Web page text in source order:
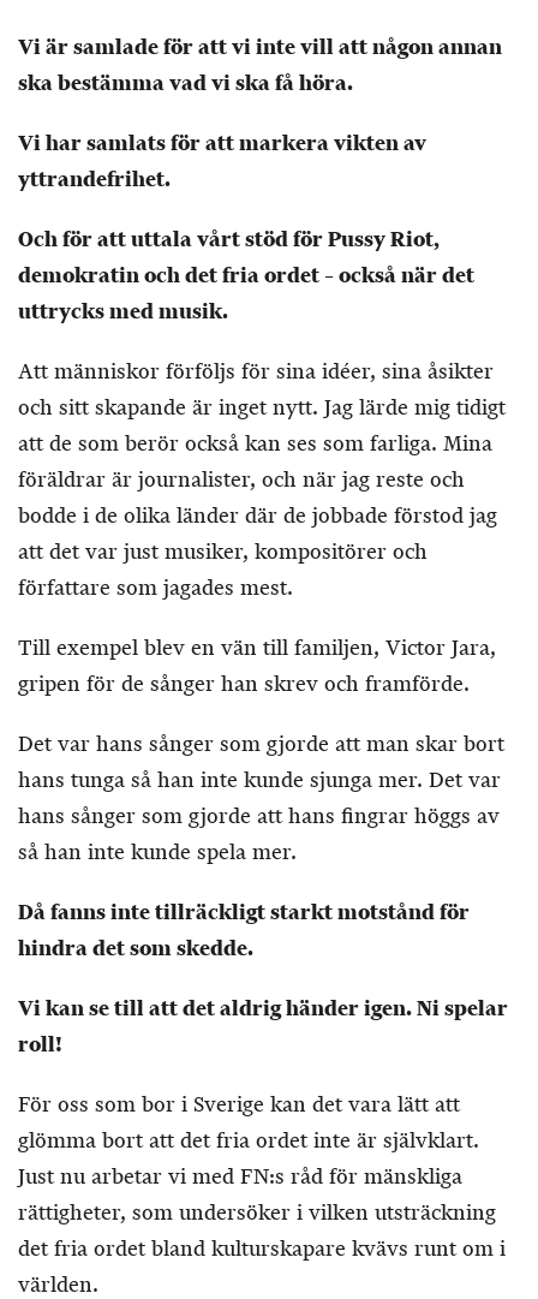
Vi är samlade för att vi inte vill att någon annan
ska bestämma vad vi ska få höra.
Vi har samlats för att markera vikten av
yttrandefrihet.
Och för att uttala vårt stöd för Pussy Riot,
demokratin och det fria ordet – också när det
uttrycks med musik.
Att människor förföljs för sina idéer, sina åsikter
och sitt skapande är inget nytt. Jag lärde mig tidigt
att de som berör också kan ses som farliga. Mina
föräldrar är journalister, och när jag reste och
bodde i de olika länder där de jobbade förstod jag
att det var just musiker, kompositörer och
författare som jagades mest.
Till exempel blev en vän till familjen, Victor Jara,
gripen för de sånger han skrev och framförde.
Det var hans sånger som gjorde att man skar bort
hans tunga så han inte kunde sjunga mer. Det var
hans sånger som gjorde att hans fingrar höggs av
så han inte kunde spela mer.
Då fanns inte tillräckligt starkt motstånd för
hindra det som skedde.
Vi kan se till att det aldrig händer igen. Ni spelar
roll!
För oss som bor i Sverige kan det vara lätt att
glömma bort att det fria ordet inte är självklart.
Just nu arbetar vi med FN:s råd för mänskliga
rättigheter, som undersöker i vilken utsträckning
det fria ordet bland kulturskapare kvävs runt om i
världen.